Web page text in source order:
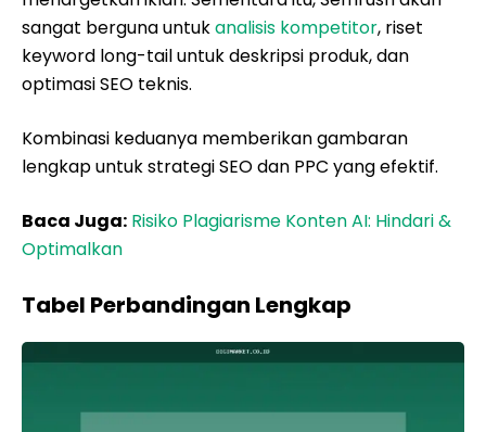
sangat berguna untukanalisis kompetitor, riset
keyword long-tail untuk deskripsi produk, dan
optimasi SEO teknis.
Kombinasi keduanya memberikan gambaran
lengkap untuk strategi SEO dan PPC yang efektif.
Baca Juga: Risiko Plagiarisme Konten AI: Hindari &
Optimalkan
Tabel Perbandingan Lengkap